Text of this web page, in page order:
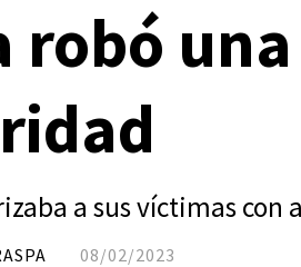
robó
a sus víctimas con
08/02/2023